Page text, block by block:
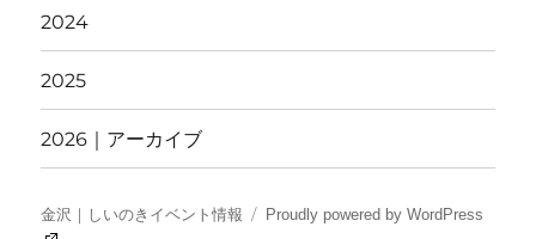
2024
2025
2026｜アーカイブ
金沢｜しいのきイベント情報 Proudly powered by WordPress